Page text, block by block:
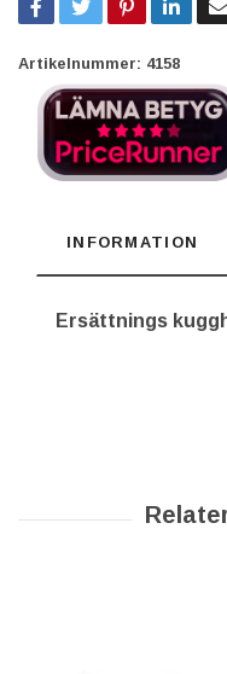
Artikelnummer: 4158
INFORMATION
Ersättnings